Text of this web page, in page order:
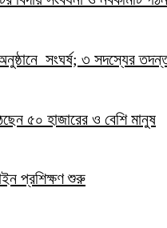
সংঘর্ষ; ৩ সদস্যের
৫০ হাজারের ও বেশি মানুষ
প্রশিক্ষণ শুরু